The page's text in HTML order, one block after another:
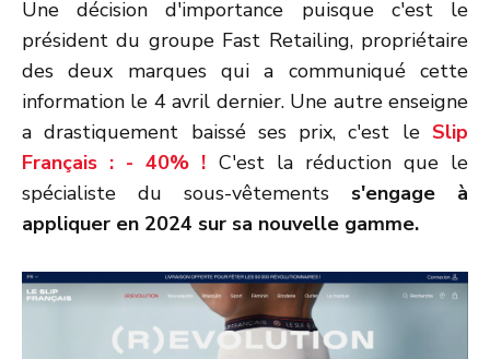
Une décision d'importance puisque c'est le
président du groupe Fast Retailing, propriétaire
des deux marques qui a communiqué cette
information le 4 avril dernier. Une autre enseigne
a drastiquement baissé ses prix, c'est leSlip
Français : - 40% ! C'est la réduction que le
spécialiste du sous-vêtements s'engage à
appliquer en 2024 sur sa nouvelle gamme.